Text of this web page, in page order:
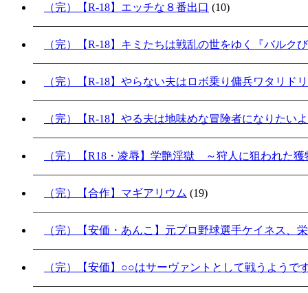
（完）【R-18】エッチな８番出口 (10)
（完）【R-18】キミたちは戦乱の世をゆく『バルク
（完）【R-18】やらない夫はロボ乗り傭兵ワタリド
（完）【R-18】やる夫は地味めな冒険者になりたい
（完）【R18・凌辱】学艶淫獄 ～狩人に狙われた獲
（完）【合作】マギアリウム (19)
（完）【安価・あんこ】元プロ野球選手ケイネス、
（完）【安価】○○はサーヴァントとして戦うようで